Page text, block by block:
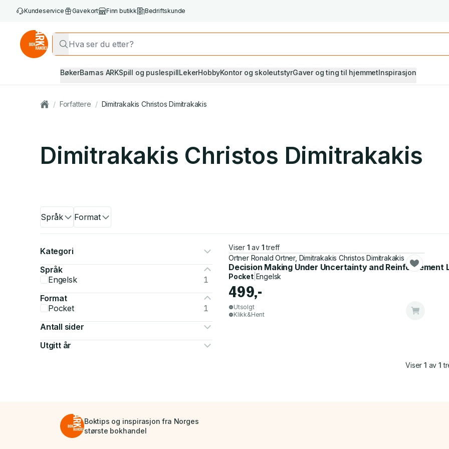
Kundeservice Gavekort Finn butikk Bedriftskunde
BøkerBarnas ARKSpill og puslespillLekerHobbyKontor og skoleutstyrGaver og ting til hjemmetInspirasjon
/ Forfattere / Dimitrakakis Christos Dimitrakakis
Dimitrakakis Christos Dimitrakakis
Språk Format
Kategori
Språk
Engelsk
1
Format
Pocket
1
Antall sider
Utgitt år
Viser 1 av 1 treff
Ortner Ronald Ortner, Dimitrakakis Christos Dimitrakakis
Decision Making Under Uncertainty and Reinforcement
Pocket| Engelsk
499,-
Utsolgt
Klikk&Hent
Viser1 av 1
Boktips og inspirasjon fra Norges
største bokhandel